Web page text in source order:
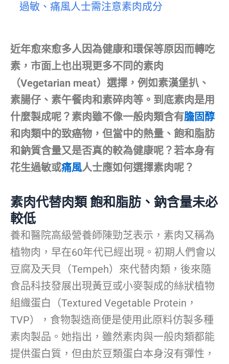
過敏、痛風人士需注意素肉成分
近年愈來愈多人因為健康和環保等原因而轉吃
素，市面上也出現更多不同的素肉
（Vegetarian meat）選擇，例如素漢堡扒、
素腸仔、素午餐肉和素碎肉等。到底素肉是用
什麼製成呢？素肉雖不像一般肉類含有膽固醇
和肉類中的致癌物，但當中的熱量、飽和脂肪
和鈉質含量又是否真的較為健康呢？若本身有
花生過敏或痛風人士應如何選擇素肉呢？
素肉代替肉類 飽和脂肪、鈉含量未必
較低
養和醫院高級營養師陳勁芝表示，素肉又稱為
植物肉，早在60年代已經出現。初期人們會以
豆腐及天貝（Tempeh）來代替肉類，後來隨
食品科技發展出現黃豆或小麥製成的絲狀植物
組織蛋白（Textured Vegetable Protein，
TVP），食物製造商便是使用此原料仿製多種
素肉製品。她指出，雖然素肉與一般肉類都能
提供蛋白質，但由於豆類蛋白本身沒有彈性，